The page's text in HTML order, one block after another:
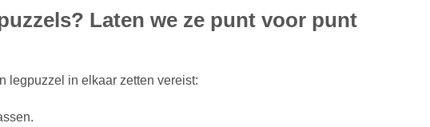
Laten we ze punt voor punt
legpuzzel in elkaar zetten vereist: